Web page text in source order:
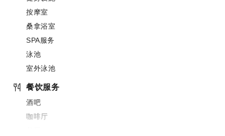
按摩室
桑拿浴室
SPA服务
泳池
室外泳池
餐饮服务
酒吧
咖啡厅